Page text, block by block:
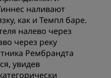
наливают
как и Темпл баре.
налево через
через реку
Рембрандта
увидев